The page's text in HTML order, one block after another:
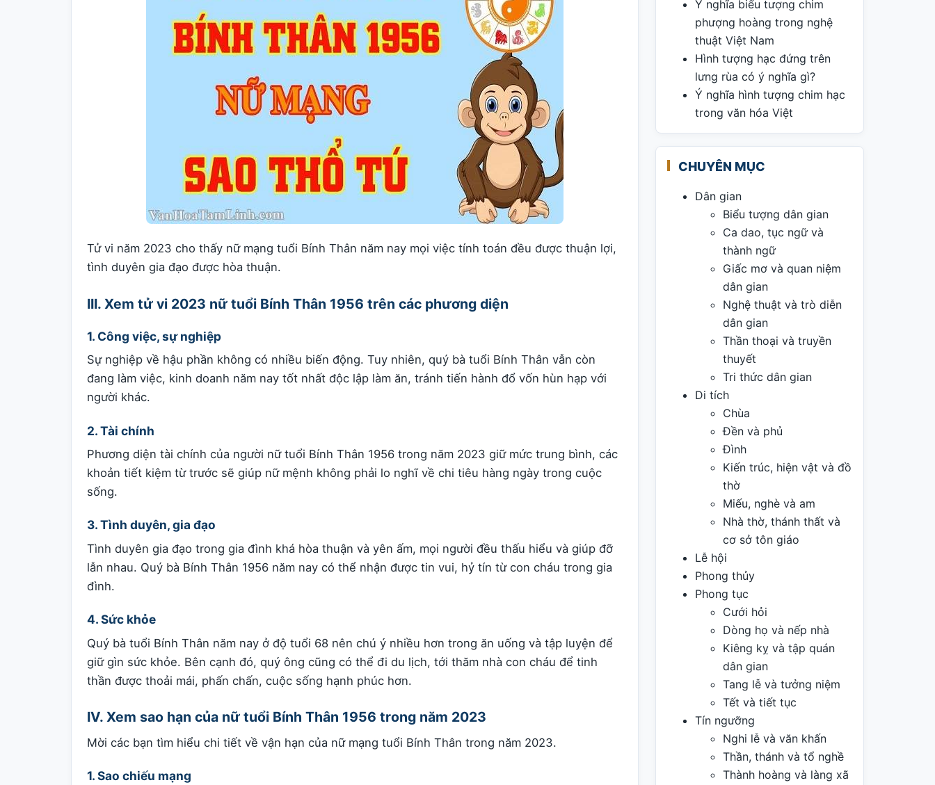
Tử vi năm 2023 cho thấy nữ mạng tuổi Bính Thân năm nay mọi việc tính toán đều được thuận lợi,
tình duyên gia đạo được hòa thuận.
III. Xem tử vi 2023 nữ tuổi Bính Thân 1956 trên các phương diện
1. Công việc, sự nghiệp
Sự nghiệp về hậu phần không có nhiều biến động. Tuy nhiên, quý bà tuổi Bính Thân vẫn còn
đang làm việc, kinh doanh năm nay tốt nhất độc lập làm ăn, tránh tiến hành đổ vốn hùn hạp với
người khác.
2. Tài chính
Phương diện tài chính của người nữ tuổi Bính Thân 1956 trong năm 2023 giữ mức trung bình, các
khoản tiết kiệm từ trước sẽ giúp nữ mệnh không phải lo nghĩ về chi tiêu hàng ngày trong cuộc
sống.
3. Tình duyên, gia đạo
Tình duyên gia đạo trong gia đình khá hòa thuận và yên ấm, mọi người đều thấu hiểu và giúp đỡ
lẫn nhau. Quý bà Bính Thân 1956 năm nay có thể nhận được tin vui, hỷ tín từ con cháu trong gia
đình.
4. Sức khỏe
Quý bà tuổi Bính Thân năm nay ở độ tuổi 68 nên chú ý nhiều hơn trong ăn uống và tập luyện để
giữ gìn sức khỏe. Bên cạnh đó, quý ông cũng có thể đi du lịch, tới thăm nhà con cháu để tinh
thần được thoải mái, phấn chấn, cuộc sống hạnh phúc hơn.
IV. Xem sao hạn của nữ tuổi Bính Thân 1956 trong năm 2023
Mời các bạn tìm hiểu chi tiết về vận hạn của nữ mạng tuổi Bính Thân trong năm 2023.
1. Sao chiếu mạng
Ý nghĩa biểu tượng chim
phượng hoàng trong nghệ
thuật Việt Nam
Hình tượng hạc đứng trên
lưng rùa có ý nghĩa gì?
Ý nghĩa hình tượng chim hạc
trong văn hóa Việt
CHUYÊN MỤC
Dân gian
Biểu tượng dân gian
Ca dao, tục ngữ và
thành ngữ
Giấc mơ và quan niệm
dân gian
Nghệ thuật và trò diễn
dân gian
Thần thoại và truyền
thuyết
Tri thức dân gian
Di tích
Chùa
Đền và phủ
Đình
Kiến trúc, hiện vật và đồ
thờ
Miếu, nghè và am
Nhà thờ, thánh thất và
cơ sở tôn giáo
Lễ hội
Phong thủy
Phong tục
Cưới hỏi
Dòng họ và nếp nhà
Kiêng kỵ và tập quán
dân gian
Tang lễ và tưởng niệm
Tết và tiết tục
Tín ngưỡng
Nghi lễ và văn khấn
Thần, thánh và tổ nghề
Thành hoàng và làng xã